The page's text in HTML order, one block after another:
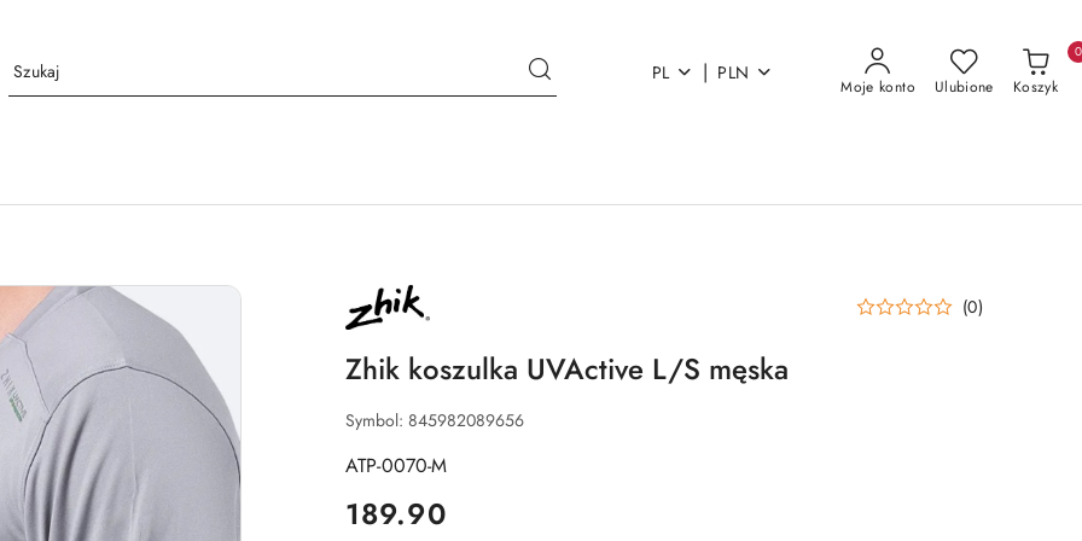
PL | PLN
Moje konto Ulubione Koszyk
0
NAZWA
PRODUCENTA:
ZHIK
(0)
Zhik koszulka UVActive L/S męska
Symbol: 845982089656
ATP-0070-M
cena:
189.90